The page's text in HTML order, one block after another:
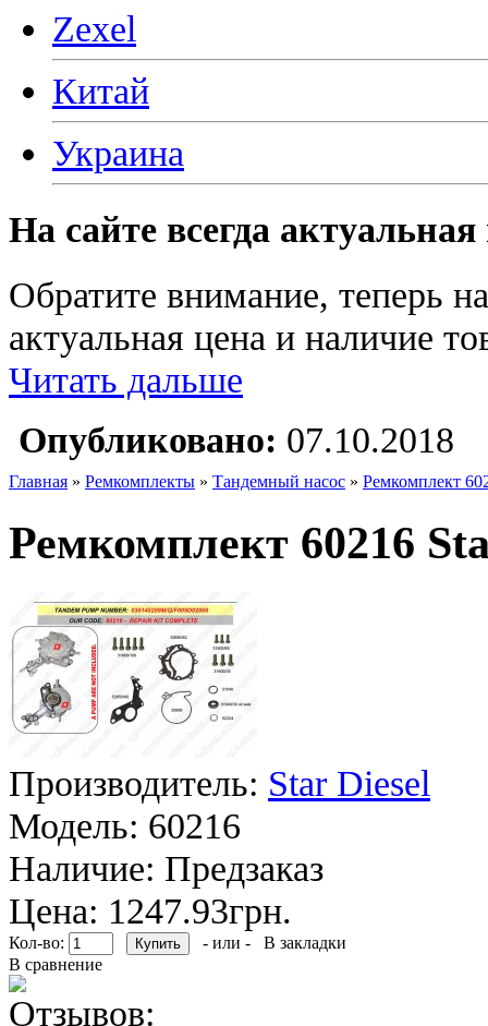
Zexel
Китай
Украина
На сайте всегда
Обратите внимание, теперь
актуальная цена и наличие
Читать дальше
Опубликовано: 07.10.2018
Главная » Ремкомплекты » Тандемный насос » Ремкомплект
Ремкомплект 60216
Производитель: Star Diesel
Модель: 60216
Наличие: Предзаказ
Цена: 1247.93грн.
Кол-во: - или -
В закладки
В сравнение